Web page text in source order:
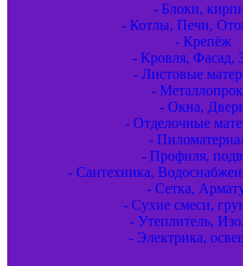
- Блоки,
- Котлы, Печи,
- Крепёж
- Кровля, Фасад,
- Листовые
-
- Окна,
- Отделочные
-
- Профиля,
- Сантехника,
- Сетка,
- Сухие смеси,
- Утеплитель,
- Электрика,